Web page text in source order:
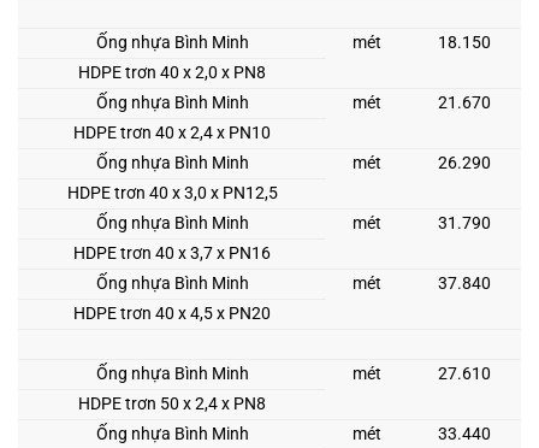
Ống nhựa Bình Minh mét
18.150
HDPE trơn 40 x 2,0 x PN8
Ống nhựa Bình Minh
mét
21.670
HDPE trơn 40 x 2,4 x PN10
Ống nhựa Bình Minh
mét
26.290
HDPE trơn 40 x 3,0 x PN12,5
Ống nhựa Bình Minh
mét
31.790
HDPE trơn 40 x 3,7 x PN16
Ống nhựa Bình Minh
mét
37.840
HDPE trơn 40 x 4,5 x PN20
Ống nhựa Bình Minh mét
27.610
HDPE trơn 50 x 2,4 x PN8
Ống nhựa Bình Minh
mét
33.440